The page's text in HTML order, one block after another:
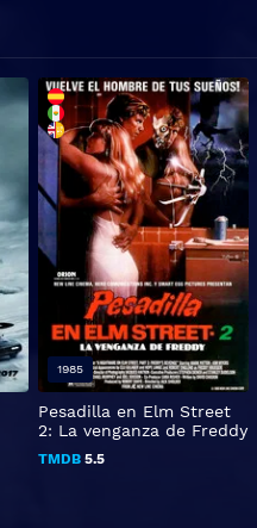
Pesadilla en Elm Street
2: La venganza de Freddy
TMDB 5.5
1985